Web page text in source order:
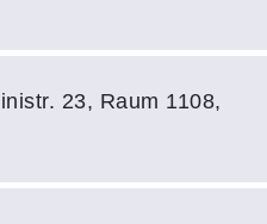
23, Raum 1108,